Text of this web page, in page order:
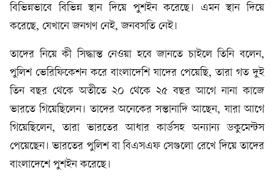
বিভিন্নভাবে বিভিন্ন স্থান দিয়ে পুশইন করেছে। এমন স্থান দিয়ে
করেছে, যেখানে জনগণ নেই, জনবসতি নেই।
তাদের নিয়ে কী সিদ্ধান্ত নেওয়া হবে জানতে চাইলে তিনি বলেন,
পুলিশ ভেরিফিকেশন করে বাংলাদেশি যাদের পেয়েছি, তারা গত দুই
তিন বছর থেকে অতীতে ২০ থেকে ২৫ বছর আগে নানা কাজে
ভারতে গিয়েছিলেন। তাদের অনেকের সন্তানাদি আছেন, যারা আগে
গিয়েছিলেন, তারা ভারতের আধার কার্ডসহ অন্যান্য ডকুমেন্টস
পেয়েছেন। ভারতের পুলিশ বা বিএসএফ সেগুলো রেখে দিয়ে তাদের
বাংলাদেশে পুশইন করেছে।